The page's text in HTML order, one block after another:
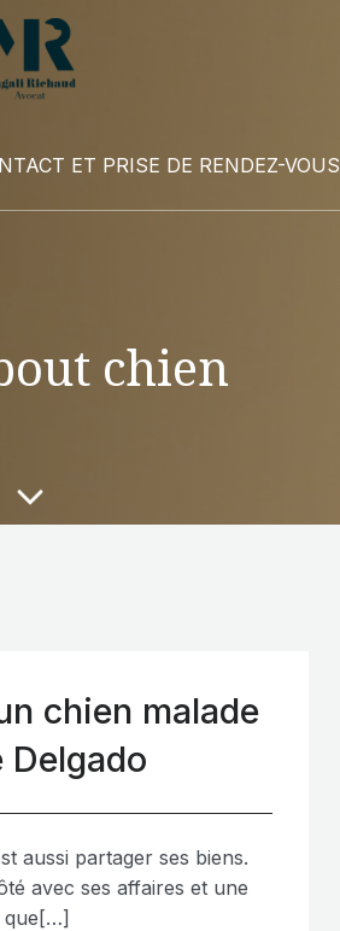
ET PRISE DE RENDEZ-VOUS
chien
chien malade
Delgado
aussi partager ses biens.
avec ses affaires et une
que[…]